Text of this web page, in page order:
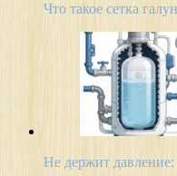
Что такое сетка
Не держит давление: